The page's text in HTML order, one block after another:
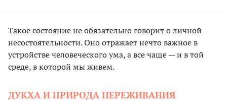
Такое состояние не обязательно говорит о личной
несостоятельности. Оно отражает нечто важное в
устройстве человеческого ума, а все чаще — и в той
среде, в которой мы живем.
ДУКХА И ПРИРОДА ПЕРЕЖИВАНИЯ